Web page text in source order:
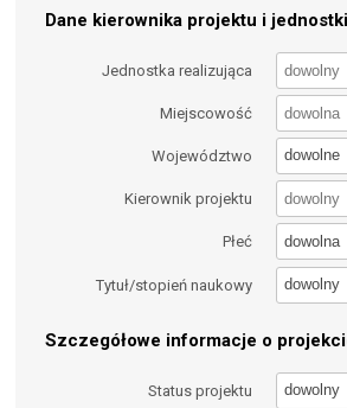
Dane kierownika projektu i
Jednostka realizująca
Miejscowość
Województwo dowolne
Kierownik projektu
Płeć dowolna
Tytuł/stopień naukowy dowolny
Szczegółowe informacje o
Status projektu dowolny